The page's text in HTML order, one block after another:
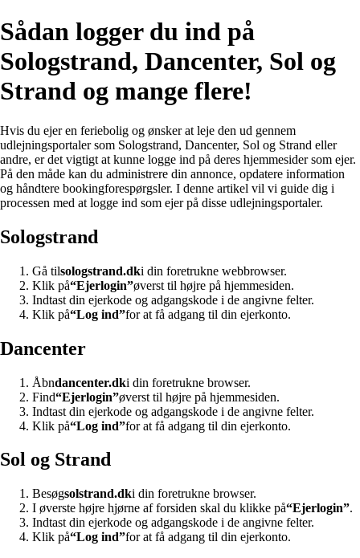
Sådan logger du ind på
Sologstrand, Dancenter, Sol og
Strand og mange flere!
Hvis du ejer en feriebolig og ønsker at leje den ud gennem
udlejningsportaler som Sologstrand, Dancenter, Sol og Strand eller
andre, er det vigtigt at kunne logge ind på deres hjemmesider som ejer.
På den måde kan du administrere din annonce, opdatere information
og håndtere bookingforespørgsler. I denne artikel vil vi guide dig i
processen med at logge ind som ejer på disse udlejningsportaler.
Sologstrand
Gå tilsologstrand.dki din foretrukne webbrowser.
Klik på“Ejerlogin”øverst til højre på hjemmesiden.
Indtast din ejerkode og adgangskode i de angivne felter.
Klik på“Log ind”for at få adgang til din ejerkonto.
Dancenter
Åbndancenter.dki din foretrukne browser.
Find“Ejerlogin”øverst til højre på hjemmesiden.
Indtast din ejerkode og adgangskode i de angivne felter.
Klik på“Log ind”for at få adgang til din ejerkonto.
Sol og Strand
Besøgsolstrand.dki din foretrukne browser.
I øverste højre hjørne af forsiden skal du klikke på“Ejerlogin”.
Indtast din ejerkode og adgangskode i de angivne felter.
Klik på“Log ind”for at få adgang til din ejerkonto.